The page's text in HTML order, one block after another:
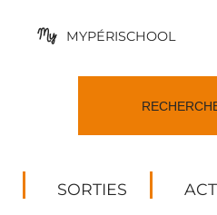
MYPÉRISCHOOL
SORTIES